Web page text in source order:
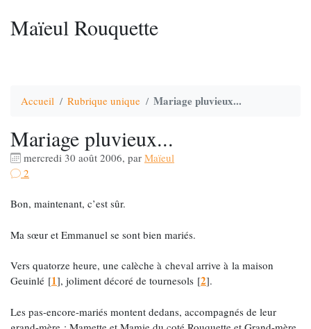
Maïeul Rouquette
Accueil Rubrique unique Mariage pluvieux...
Mariage pluvieux...
mercredi 30 août 2006, par Maïeul
2
Bon, maintenant, c’est sûr.
Ma sœur et Emmanuel se sont bien mariés.
Vers quatorze heure, une calèche à cheval arrive à la maison
Geuinlé [1], joliment décoré de tournesols [2].
Les pas-encore-mariés montent dedans, accompagnés de leur